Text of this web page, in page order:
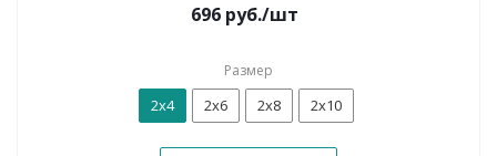
696 руб./шт
Размер
2x4 2x6 2x8 2x10